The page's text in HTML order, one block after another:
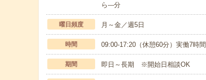
ら---分
曜日頻度 月～金／週5日
時間 09:00-17:20（休憩60分）実働7時
期間 即日～長期 ※開始日相談OK